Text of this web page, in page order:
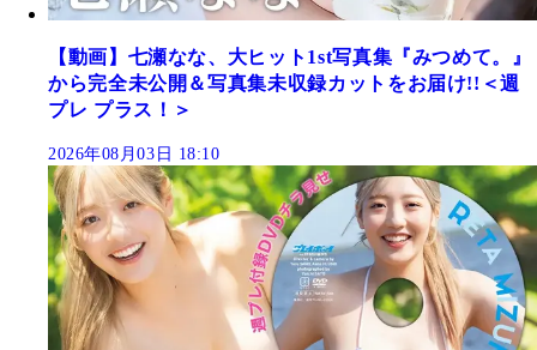
【動画】七瀬なな、大ヒット1st写真集『みつめて。』
から完全未公開＆写真集未収録カットをお届け!!＜週
プレ プラス！＞
2026年08月03日 18:10